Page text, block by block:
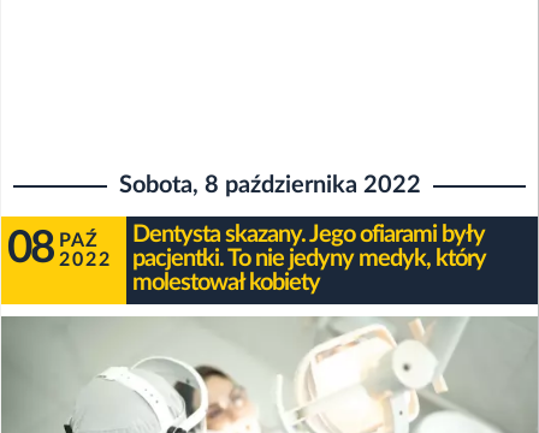
Sobota, 8 października 2022
08 PAŹ
2022
Dentysta skazany. Jego ofiarami były
pacjentki. To nie jedyny medyk, który
molestował kobiety